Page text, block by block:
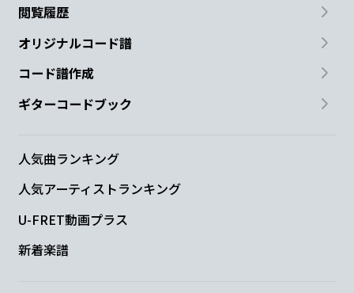
閲覧履歴
オリジナルコード譜
コード譜作成
ギターコードブック
人気曲ランキング
人気アーティストランキング
U-FRET動画プラス
新着楽譜